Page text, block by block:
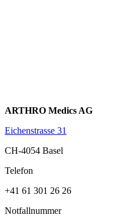
ARTHRO Medics AG
Eichenstrasse 31
CH-4054 Basel
Telefon
+41 61 301 26 26
Notfallnummer